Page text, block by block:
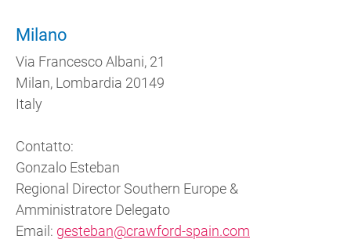
Milano
Via Francesco Albani, 21
Milan, Lombardia 20149
Italy
Contatto:
Gonzalo Esteban
Regional Director Southern Europe &
Amministratore Delegato
Email: gesteban@crawford-spain.com